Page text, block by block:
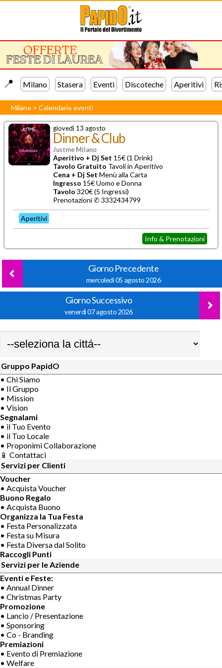
📍️ Milano Stasera Eventi Discoteche Aperitivi
Milano >Calendario eventi
giovedì 13 agosto
Dinner & Club
Justme Milano
Aperitivo + Dj Set 15€ (1 Drink)
Tavolo Gratuito Tavoli in Aperitivo
Cena + Dj Set Menù alla Carta
Ingresso 15€ Uomo e Donna
Tavolo 320€ (5 Ingressi)
Prenotazioni ✆3332434799
Aperitivi
Info & Prenotazioni
Giorno Precedente
mercoledì 05 agosto 2026
Giorno Successivo
venerdì 07 agosto 2026
Gruppo PapidO
• Chi Siamo
• Il Gruppo
• Mission
• Vision
Segnalami
• il Tuo Evento
• il Tuo Locale
• Proponimi Collaborazione
📱 Contattaci
Servizi per Clienti
Voucher
• Acquista Voucher
Buono Regalo
• Acquista Buono
Organizza la Tua Festa
• Festa Personalizzata
• Festa su Misura
• Festa Diversa dal Solito
Raccogli Punti
Servizi per le Aziende
Eventi e Feste:
• Annual Dinner
• Christmas Party
Promozione
• Lancio / Presentazione
• Sponsoring
• Co - Branding
Premiazioni
• Evento di Premiazione
• Welfare